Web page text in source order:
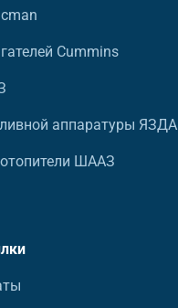
Cummins
аппаратуры ЯЗДА
ШААЗ